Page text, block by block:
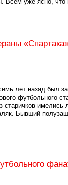
лет назад был
футбольного
старичков
Бывший